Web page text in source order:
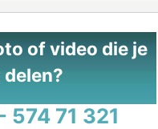
of video die je
574 71 321